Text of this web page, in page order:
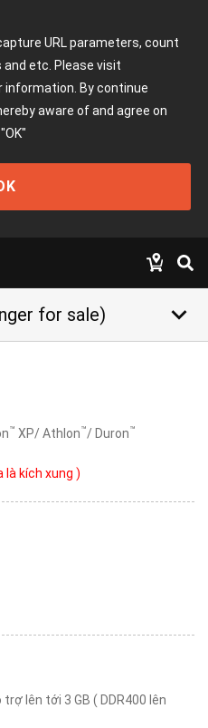
URL parameters, count
etc. Please visit
information. By continue
aware of and agree on
"OK"
for sale) keyboard_arrow_down
™ XP/ Athlon™/ Duron™
là kích xung )
lên tới 3 GB ( DDR400 lên